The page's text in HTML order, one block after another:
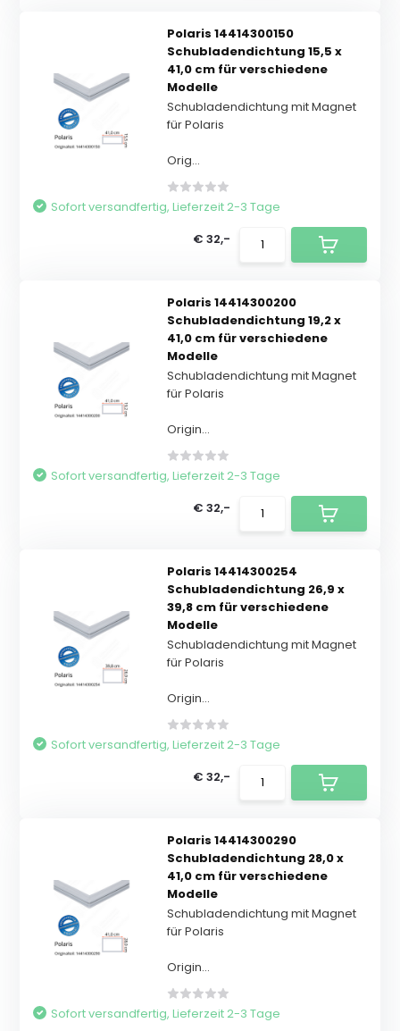
Polaris 14414300150
Schubladendichtung 15,5 x
41,0 cm für verschiedene
Modelle
Schubladendichtung mit Magnet
für Polaris
Orig...
Sofort versandfertig, Lieferzeit 2-3 Tage
€ 32,-
Polaris 14414300200
Schubladendichtung 19,2 x
41,0 cm für verschiedene
Modelle
Schubladendichtung mit Magnet
für Polaris
Origin...
Sofort versandfertig, Lieferzeit 2-3 Tage
€ 32,-
Polaris 14414300254
Schubladendichtung 26,9 x
39,8 cm für verschiedene
Modelle
Schubladendichtung mit Magnet
für Polaris
Origin...
Sofort versandfertig, Lieferzeit 2-3 Tage
€ 32,-
Polaris 14414300290
Schubladendichtung 28,0 x
41,0 cm für verschiedene
Modelle
Schubladendichtung mit Magnet
für Polaris
Origin...
Sofort versandfertig, Lieferzeit 2-3 Tage